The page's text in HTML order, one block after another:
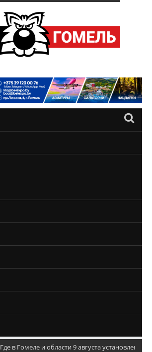
Где в Гомеле и области 9 августа установлены